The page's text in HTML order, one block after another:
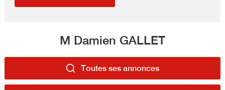
M Damien GALLET
Toutes ses annonces